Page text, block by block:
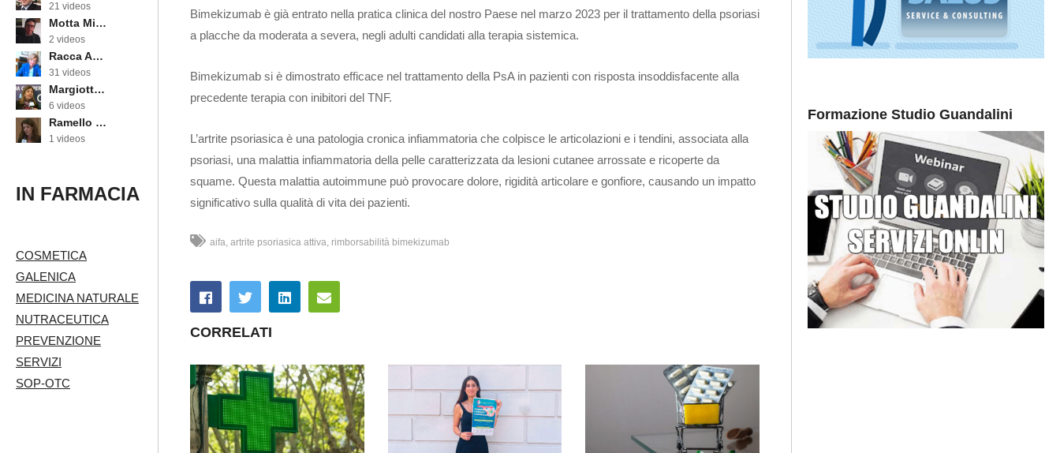
21 videos
Motta Michele
2 videos
Racca Annarosa
31 videos
Margiotta Angela
6 videos
Ramello Cinzia
1 videos
IN FARMACIA
COSMETICA
GALENICA
MEDICINA NATURALE
NUTRACEUTICA
PREVENZIONE
SERVIZI
SOP-OTC
Bimekizumab è già entrato nella pratica clinica del nostro Paese nel marzo 2023 per il trattamento della psoriasi
a placche da moderata a severa, negli adulti candidati alla terapia sistemica.
Bimekizumab si è dimostrato efficace nel trattamento della PsA in pazienti con risposta insoddisfacente alla
precedente terapia con inibitori del TNF.
L’artrite psoriasica è una patologia cronica infiammatoria che colpisce le articolazioni e i tendini, associata alla
psoriasi, una malattia infiammatoria della pelle caratterizzata da lesioni cutanee arrossate e ricoperte da
squame. Questa malattia autoimmune può provocare dolore, rigidità articolare e gonfiore, causando un impatto
significativo sulla qualità di vita dei pazienti.
aifa artrite psoriasica attiva rimborsabilità bimekizumab
CORRELATI
Formazione Studio Guandalini